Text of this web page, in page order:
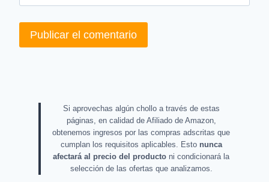
Si aprovechas algún chollo a través de estas
páginas, en calidad de Afiliado de Amazon,
obtenemos ingresos por las compras adscritas que
cumplan los requisitos aplicables. Esto nunca
afectará al precio del producto ni condicionará la
selección de las ofertas que analizamos.